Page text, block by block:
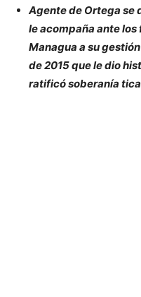
Agente de Ortega se
le acompaña ante
Managua a su
de 2015 que le dio
ratificó soberanía